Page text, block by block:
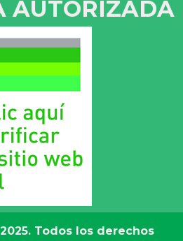
AUTORIZADA
2025. Todos los derechos